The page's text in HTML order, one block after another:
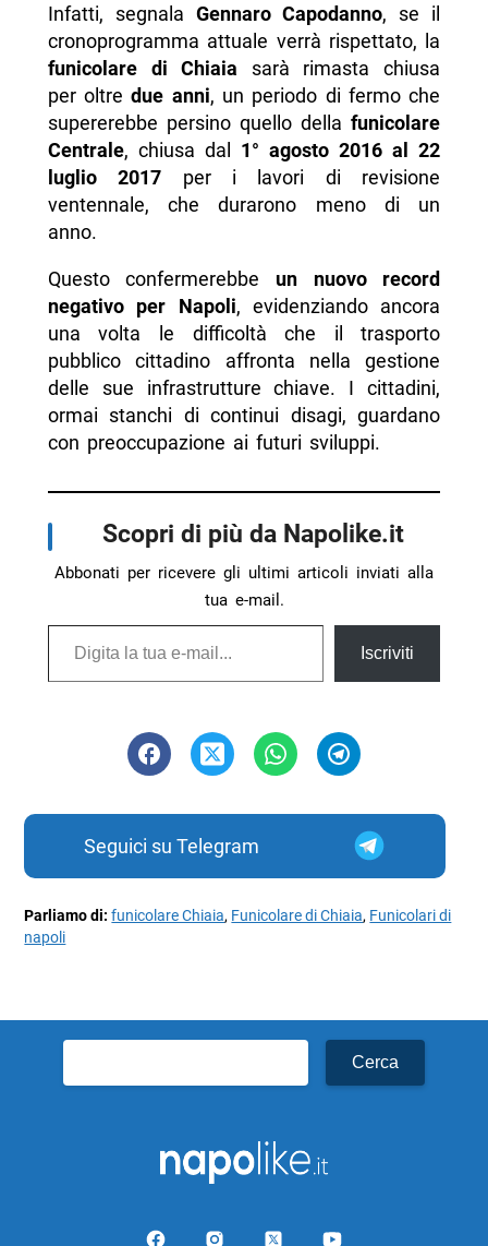
Infatti, segnala Gennaro Capodanno, se il
cronoprogramma attuale verrà rispettato, la
funicolare di Chiaia sarà rimasta chiusa
per oltredue anni, un periodo di fermo che
supererebbe persino quello dellafunicolare
Centrale, chiusa dal 1° agosto 2016 al 22
luglio 2017 per i lavori di revisione
ventennale, che durarono meno di un
anno.
Questo confermerebbe un nuovo record
negativo per Napoli, evidenziando ancora
una volta le difficoltà che il trasporto
pubblico cittadino affronta nella gestione
delle sue infrastrutture chiave. I cittadini,
ormai stanchi di continui disagi, guardano
con preoccupazione ai futuri sviluppi.
Scopri di più da Napolike.it
Abbonati per ricevere gli ultimi articoli inviati alla
tua e-mail.
Digita la tua e-mail...
Iscriviti
Seguici su Telegram
Parliamo di:funicolare Chiaia, Funicolare di Chiaia, Funicolari di
napoli
per: